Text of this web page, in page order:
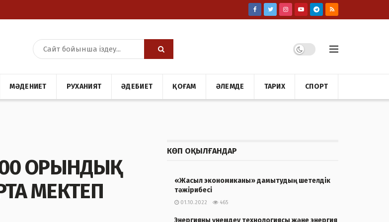
МӘДЕНИЕТ РУХАНИЯТ ӘДЕБИЕТ ҚОҒАМ ӘЛЕМДЕ ТАРИХ СПОРТ
ОРЫНДЫҚ
МЕКТЕП
КӨП ОҚЫЛҒАНДАР
«Жасыл экономиканы» дамытудың шетелдік
тәжірибесі
01.10.2022 465
Энергияны үнемдеу технологиясы және энергия